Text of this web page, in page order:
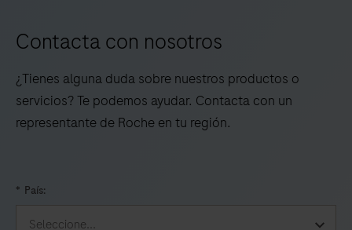
flujo
de
trabajo
automatizado
e
realizar
Contacta con nosotros
¿Tienes alguna duda sobre nuestros productos o
servicios? Te podemos ayudar. Contacta con un
representante de Roche en tu región.
* País: